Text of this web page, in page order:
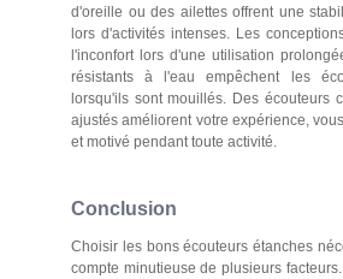
d'oreille ou des ailettes offrent une
lors d'activités intenses. Les
l'inconfort lors d'une utilisation
résistants à l'eau empêchent les
lorsqu'ils sont mouillés. Des écouteurs
ajustés améliorent votre expérience,
et motivé pendant toute activité.
Conclusion
Choisir les bons écouteurs étanches
compte minutieuse de plusieurs